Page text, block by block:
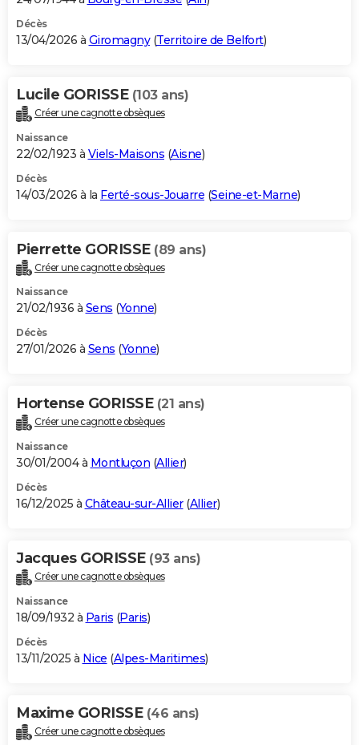
Décès
13/04/2026 à Giromagny(Territoire de Belfort)
Lucile GORISSE (103 ans)
Créer une cagnotte obsèques
Naissance
22/02/1923 à Viels-Maisons (Aisne)
Décès
14/03/2026 à la Ferté-sous-Jouarre (Seine-et-Marne)
Pierrette GORISSE (89 ans)
Créer une cagnotte obsèques
Naissance
21/02/1936 à Sens (Yonne)
Décès
27/01/2026 à Sens (Yonne)
Hortense GORISSE (21 ans)
Créer une cagnotte obsèques
Naissance
30/01/2004 à Montluçon (Allier)
Décès
16/12/2025 à Château-sur-Allier(Allier)
Jacques GORISSE (93 ans)
Créer une cagnotte obsèques
Naissance
18/09/1932 à Paris (Paris)
Décès
13/11/2025 à Nice (Alpes-Maritimes)
Maxime GORISSE (46 ans)
Créer une cagnotte obsèques